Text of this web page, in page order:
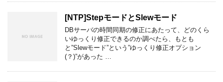
[NTP]StepモードとSlewモード
DBサーバの時間同期の修正にあたって、どのくら
いゆっくり修正できるのか調べたら、もとも
と”Slewモード”という”ゆっくり修正オプション
(？)”があった …